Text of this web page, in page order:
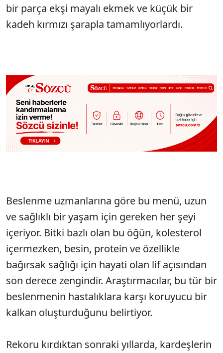
bir parça ekşi mayalı ekmek ve küçük bir
kadeh kırmızı şarapla tamamlıyorlardı.
Beslenme uzmanlarına göre bu menü, uzun
ve sağlıklı bir yaşam için gereken her şeyi
içeriyor. Bitki bazlı olan bu öğün, kolesterol
içermezken, besin, protein ve özellikle
bağırsak sağlığı için hayati olan lif açısından
son derece zengindir. Araştırmacılar, bu tür bir
beslenmenin hastalıklara karşı koruyucu bir
kalkan oluşturduğunu belirtiyor.
Rekoru kırdıktan sonraki yıllarda, kardeşlerin